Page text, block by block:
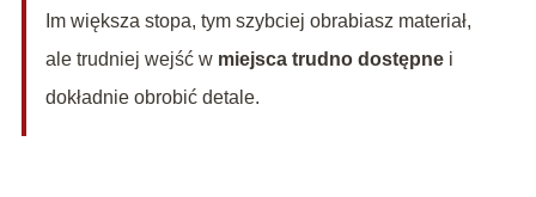
Im większa stopa, tym szybciej obrabiasz materiał,
ale trudniej wejść w miejsca trudno dostępnei
dokładnie obrobić detale.